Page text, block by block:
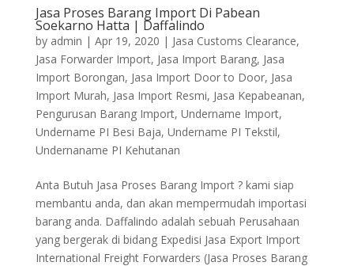
Jasa Proses Barang Import Di Pabean
Soekarno Hatta | Daffalindo
by admin | Apr 19, 2020 | Jasa Customs Clearance,
Jasa Forwarder Import, Jasa Import Barang, Jasa
Import Borongan, Jasa Import Door to Door, Jasa
Import Murah, Jasa Import Resmi, Jasa Kepabeanan,
Pengurusan Barang Import, Undername Import,
Undername PI Besi Baja, Undername PI Tekstil,
Undernaname PI Kehutanan
Anta Butuh Jasa Proses Barang Import ? kami siap
membantu anda, dan akan mempermudah importasi
barang anda. Daffalindo adalah sebuah Perusahaan
yang bergerak di bidang Expedisi Jasa Export Import
International Freight Forwarders (Jasa Proses Barang